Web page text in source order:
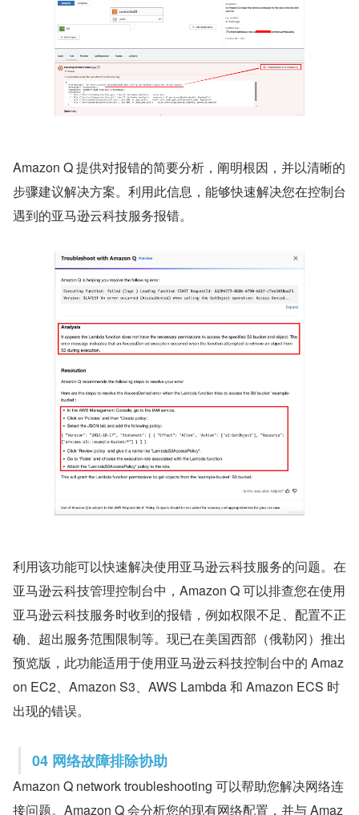
Amazon Q 提供对报错的简要分析，阐明根因，并以清晰的
步骤建议解决方案。利用此信息，能够快速解决您在控制台
遇到的亚马逊云科技服务报错。
利用该功能可以快速解决使用亚马逊云科技服务的问题。在
亚马逊云科技管理控制台中，Amazon Q 可以排查您在使用
亚马逊云科技服务时收到的报错，例如权限不足、配置不正
确、超出服务范围限制等。现已在美国西部（俄勒冈）推出
预览版，此功能适用于使用亚马逊云科技控制台中的 Amaz
on EC2、Amazon S3、AWS Lambda 和 Amazon ECS 时
出现的错误。
04 网络故障排除协助
Amazon Q network troubleshooting 可以帮助您解决网络连
接问题。Amazon Q 会分析您的现有网络配置，并与 Amaz